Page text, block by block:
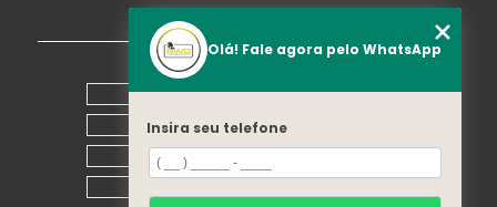
rwomaquinas@uol.com.br
MENU
Home
Empresa
Equipamentos
Olá! Fale agora pelo WhatsApp
Insira seu telefone